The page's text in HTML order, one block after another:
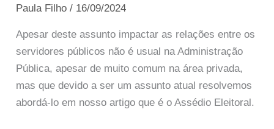
Paula Filho/ 16/09/2024
Apesar deste assunto impactar as relações entre os
servidores públicos não é usual na Administração
Pública, apesar de muito comum na área privada,
mas que devido a ser um assunto atual resolvemos
abordá-lo em nosso artigo que é o Assédio Eleitoral.